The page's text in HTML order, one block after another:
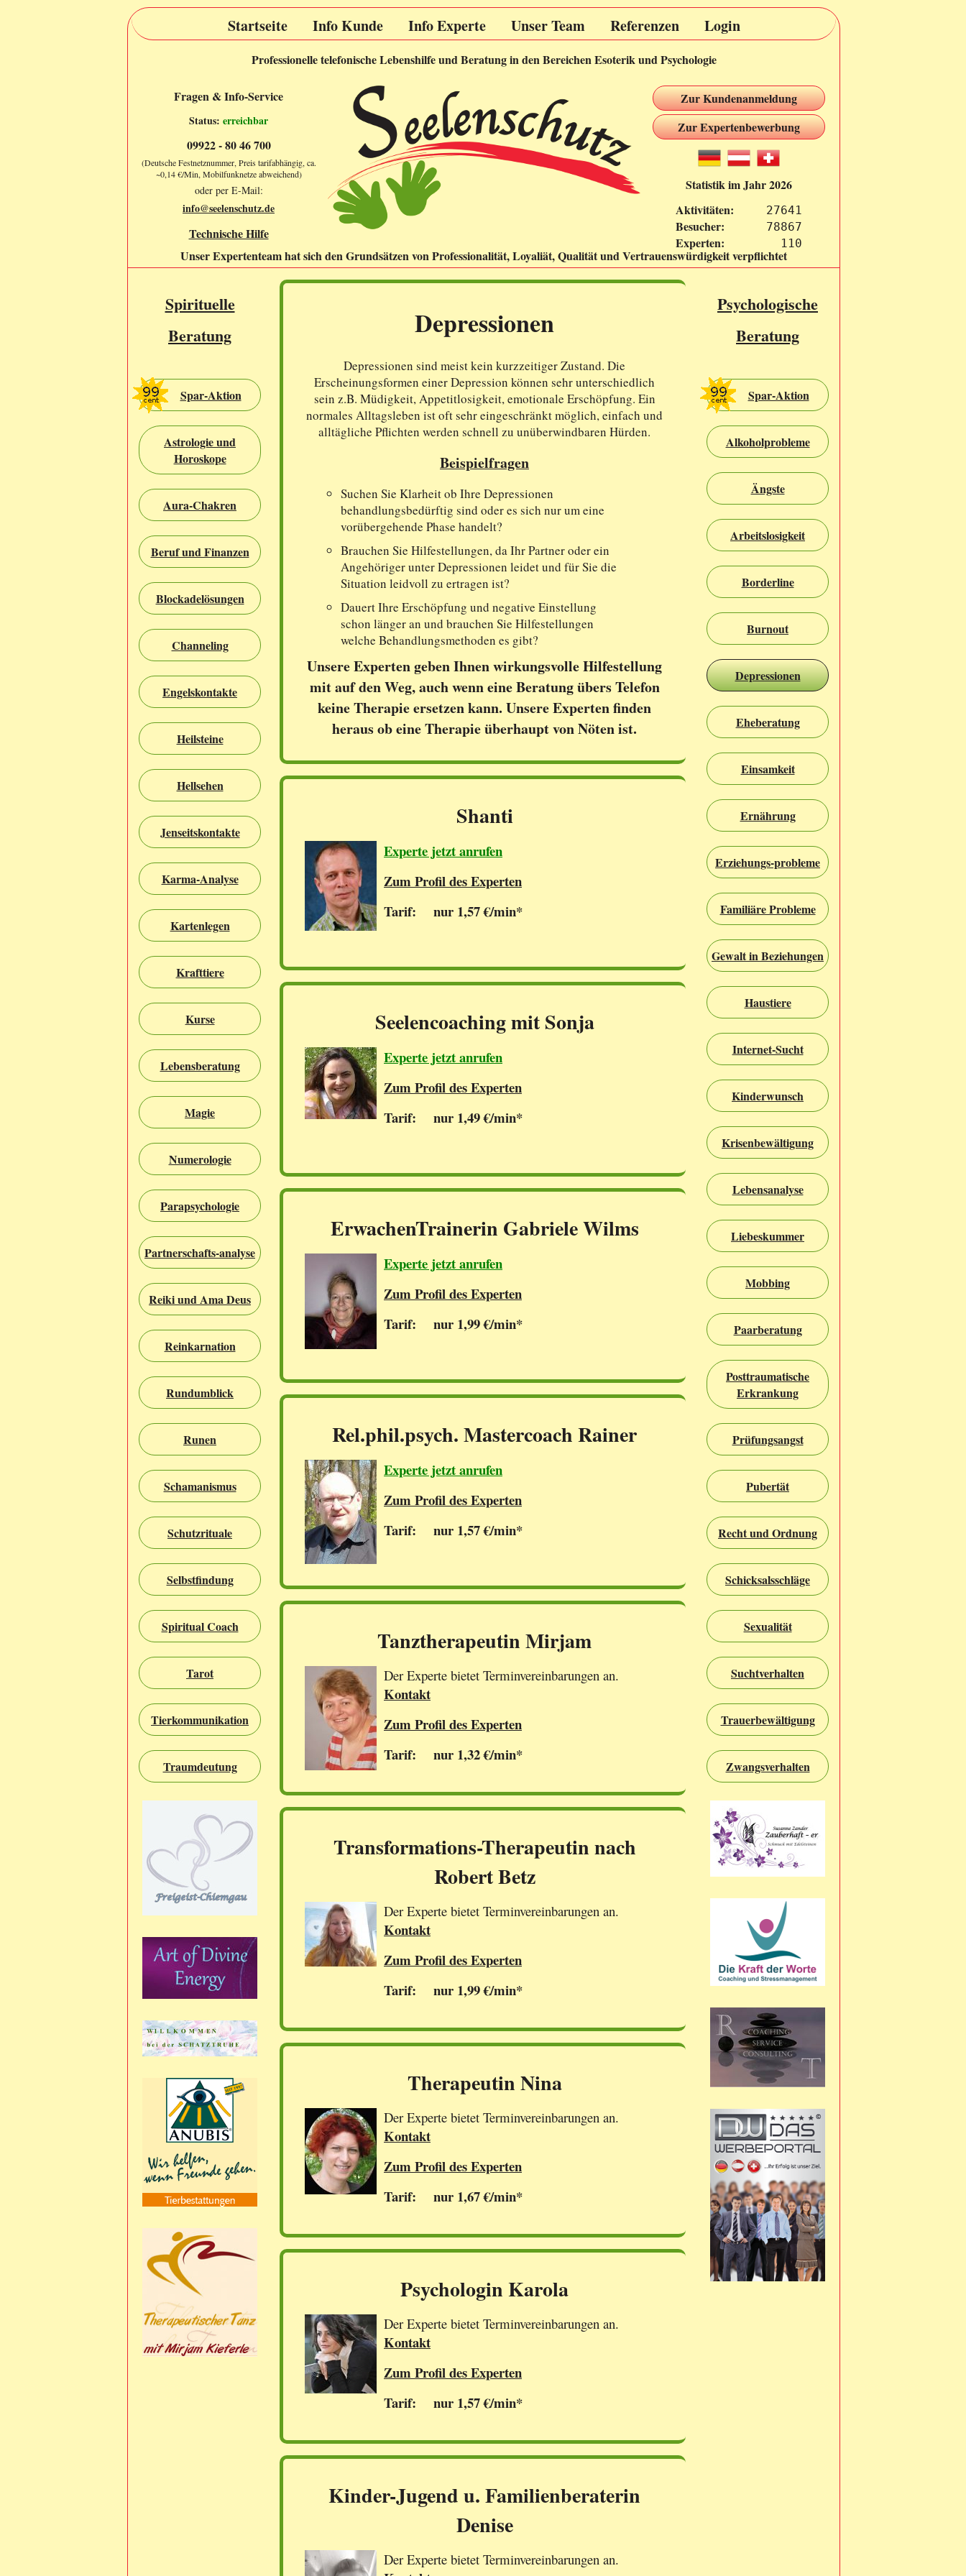
Startseite Info Kunde Info Experte Unser Team Referenzen Login
Professionelle telefonische Lebenshilfe und Beratung in den Bereichen Esoterik und Psychologie
Fragen & Info-Service
Status: erreichbar
09922 - 80 46 700
(Deutsche Festnetznummer, Preis tarifabhängig, ca.
~0,14 €/Min, Mobilfunknetze abweichend)
oder per E-Mail:
info@seelenschutz.de
Technische Hilfe
Zur Kundenanmeldung
Zur Expertenbewerbung
Statistik im Jahr 2026
Aktivitäten:
27641
Besucher: 78867
Experten:
  110
Unser Expertenteam hat sich den Grundsätzen von Professionalität, Loyaliät, Qualität und Vertrauenswürdigkeit verpflichtet
Spirituelle
Beratung
Spar-Aktion
Astrologie und
Horoskope
Aura-Chakren
Beruf und Finanzen
Blockadelösungen
Channeling
Engelskontakte
Heilsteine
Hellsehen
Jenseitskontakte
Karma-Analyse
Kartenlegen
Krafttiere
Kurse
Lebensberatung
Magie
Numerologie
Parapsychologie
Partnerschafts-analyse
Reiki und Ama Deus
Reinkarnation
Rundumblick
Runen
Schamanismus
Schutzrituale
Selbstfindung
Spiritual Coach
Tarot
Tierkommunikation
Traumdeutung
Psychologische
Beratung
Spar-Aktion
Alkoholprobleme
Ängste
Arbeitslosigkeit
Borderline
Burnout
Depressionen
Eheberatung
Einsamkeit
Ernährung
Erziehungs-probleme
Familiäre Probleme
Gewalt in Beziehungen
Haustiere
Internet-Sucht
Kinderwunsch
Krisenbewältigung
Lebensanalyse
Liebeskummer
Mobbing
Paarberatung
Posttraumatische
Erkrankung
Prüfungsangst
Pubertät
Recht und Ordnung
Schicksalsschläge
Sexualität
Suchtverhalten
Trauerbewältigung
Zwangsverhalten
Depressionen
Depressionen sind meist kein kurzzeitiger Zustand. Die
Erscheinungsformen einer Depression können sehr unterschiedlich
sein z.B. Müdigkeit, Appetitlosigkeit, emotionale Erschöpfung. Ein
normales Alltagsleben ist oft sehr eingeschränkt möglich, einfach und
alltägliche Pflichten werden schnell zu unüberwindbaren Hürden.
Beispielfragen
Suchen Sie Klarheit ob Ihre Depressionen
behandlungsbedürftig sind oder es sich nur um eine
vorübergehende Phase handelt?
Brauchen Sie Hilfestellungen, da Ihr Partner oder ein
Angehöriger unter Depressionen leidet und für Sie die
Situation leidvoll zu ertragen ist?
Dauert Ihre Erschöpfung und negative Einstellung
schon länger an und brauchen Sie Hilfestellungen
welche Behandlungsmethoden es gibt?
Unsere Experten geben Ihnen wirkungsvolle Hilfestellung
mit auf den Weg, auch wenn eine Beratung übers Telefon
keine Therapie ersetzen kann. Unsere Experten finden
heraus ob eine Therapie überhaupt von Nöten ist.
Shanti
Experte jetzt anrufen
Zum Profil des Experten
Tarif: nur 1,57 €/min*
Seelencoaching mit Sonja
Experte jetzt anrufen
Zum Profil des Experten
Tarif: nur 1,49 €/min*
ErwachenTrainerin Gabriele Wilms
Experte jetzt anrufen
Zum Profil des Experten
Tarif: nur 1,99 €/min*
Rel.phil.psych. Mastercoach Rainer
Experte jetzt anrufen
Zum Profil des Experten
Tarif: nur 1,57 €/min*
Tanztherapeutin Mirjam
Der Experte bietet Terminvereinbarungen an.
Kontakt
Zum Profil des Experten
Tarif: nur 1,32 €/min*
Transformations-Therapeutin nach
Robert Betz
Der Experte bietet Terminvereinbarungen an.
Kontakt
Zum Profil des Experten
Tarif: nur 1,99 €/min*
Therapeutin Nina
Der Experte bietet Terminvereinbarungen an.
Kontakt
Zum Profil des Experten
Tarif: nur 1,67 €/min*
Psychologin Karola
Der Experte bietet Terminvereinbarungen an.
Kontakt
Zum Profil des Experten
Tarif: nur 1,57 €/min*
Kinder-Jugend u. Familienberaterin
Denise
Der Experte bietet Terminvereinbarungen an.